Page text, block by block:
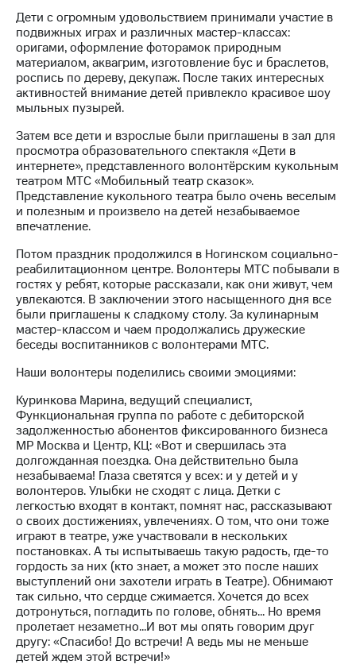
Финансовая
отчетность
Контакты
Пригласить
спикера
и акционерам
Корпоративное
управление
Корпоративный
секретарь
Раскрытие
Информация
акционерам
Документы
ПАО
"МТС"
Собрания
акционеров
кабинет
акционера
Акционерный
капитал
Контроль
и
аудит
Рынок
акций
Описание
Программа
приобретения
Порядок
выкупа
акций
Дивиденды
Рынок
облигаций
Дети с огромным удовольствием принимали участие в
подвижных играх и различных мастер-классах:
оригами, оформление фоторамок природным
материалом, аквагрим, изготовление бус и браслетов,
роспись по дереву, декупаж. После таких интересных
активностей внимание детей привлекло красивое шоу
мыльных пузырей.
Затем все дети и взрослые были приглашены в зал для
просмотра образовательного спектакля «Дети в
интернете», представленного волонтёрским кукольным
театром МТС «Мобильный театр сказок».
Представление кукольного театра было очень веселым
и полезным и произвело на детей незабываемое
впечатление.
Потом праздник продолжился в Ногинском социально-
реабилитационном центре. Волонтеры МТС побывали в
гостях у ребят, которые рассказали, как они живут, чем
увлекаются. В заключении этого насыщенного дня все
были приглашены к сладкому столу. За кулинарным
мастер-классом и чаем продолжались дружеские
беседы воспитанников с волонтерами МТС.
Наши волонтеры поделились своими эмоциями:
Куринкова Марина, ведущий специалист,
Функциональная группа по работе с дебиторской
задолженностью абонентов фиксированного бизнеса
МР Москва и Центр, КЦ: «Вот и свершилась эта
долгожданная поездка. Она действительно была
незабываема! Глаза светятся у всех: и у детей и у
волонтеров. Улыбки не сходят с лица. Детки с
легкостью входят в контакт, помнят нас, рассказывают
о своих достижениях, увлечениях. О том, что они тоже
играют в театре, уже участвовали в нескольких
постановках. А ты испытываешь такую радость, где-то
гордость за них (кто знает, а может это после наших
выступлений они захотели играть в Театре). Обнимают
так сильно, что сердце сжимается. Хочется до всех
дотронуться, погладить по голове, обнять... Но время
пролетает незаметно...И вот мы опять говорим друг
другу: «Спасибо! До встречи! А ведь мы не меньше
детей ждем этой встречи!»